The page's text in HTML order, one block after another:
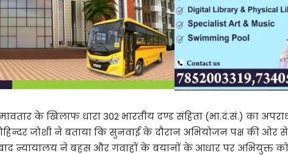
के खिलाफ धारा 302 भारतीय दण्ड संहिता (भा.दं.सं.) का
जोशी ने बताया कि सुनवाई के दौरान अभियोजन पक्ष की ओर
न्यायालय ने बहस और गवाहों के बयानों के आधार पर अभियुक्त को